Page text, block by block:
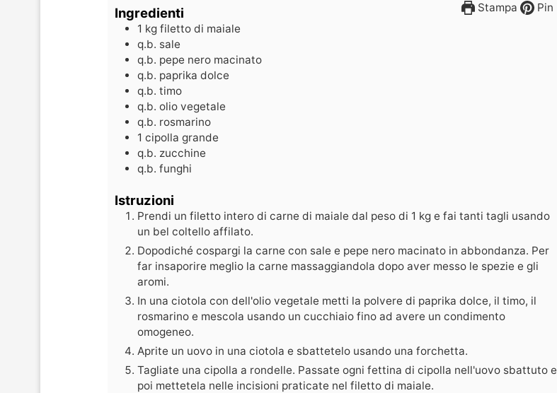
Stampa Pin
Ingredienti
1 kg filetto di maiale
q.b. sale
q.b. pepe nero macinato
q.b. paprika dolce
q.b. timo
q.b. olio vegetale
q.b. rosmarino
1 cipolla grande
q.b. zucchine
q.b. funghi
Istruzioni
Prendi un filetto intero di carne di maiale dal peso di 1 kg e fai tanti tagli usando
un bel coltello affilato.
Dopodiché cospargi la carne con sale e pepe nero macinato in abbondanza. Per
far insaporire meglio la carne massaggiandola dopo aver messo le spezie e gli
aromi.
In una ciotola con dell'olio vegetale metti la polvere di paprika dolce, il timo, il
rosmarino e mescola usando un cucchiaio fino ad avere un condimento
omogeneo.
Aprite un uovo in una ciotola e sbattetelo usando una forchetta.
Tagliate una cipolla a rondelle. Passate ogni fettina di cipolla nell'uovo sbattuto e
poi mettetela nelle incisioni praticate nel filetto di maiale.